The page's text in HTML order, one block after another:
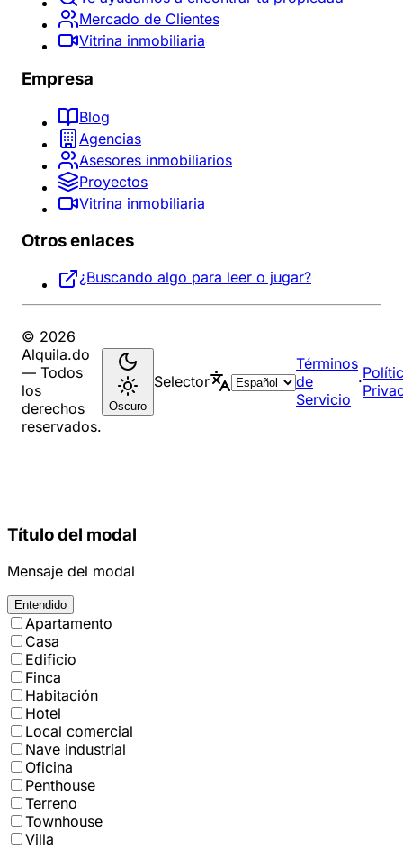
Mercado de Clientes
Vitrina inmobiliaria
Empresa
Blog
Agencias
Asesores inmobiliarios
Proyectos
Vitrina inmobiliaria
Otros enlaces
¿Buscando algo para leer o jugar?
© 2026
Alquila.do
— Todos
los
derechos
reservados.
Oscuro
Selector
Términos
de
Servicio
·
Título del modal
Mensaje del modal
Entendido
Apartamento
Casa
Edificio
Finca
Habitación
Hotel
Local comercial
Nave industrial
Oficina
Penthouse
Terreno
Townhouse
Villa